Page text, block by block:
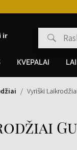
ir
KVEPALAI
Vyriški